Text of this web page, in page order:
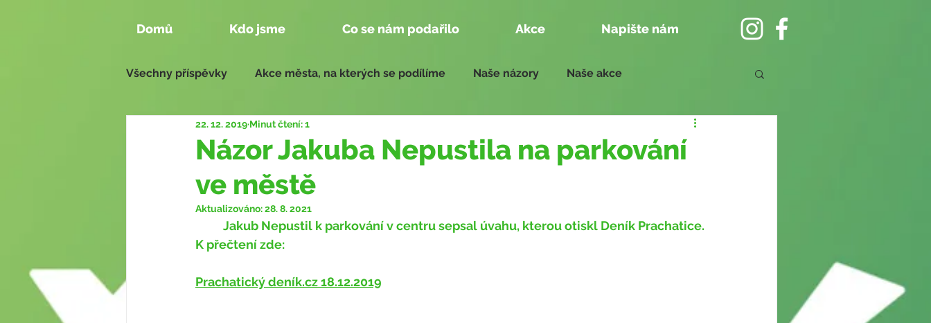
Domů Kdo jsme Co se nám podařilo Akce Napište nám
Všechny příspěvky Akce města, na kterých se podílíme Naše názory Naše akce
Aktivity našich členů Zasedání zastupitelstva
Naše návrhy 2018 - 2022
Názor Jakuba Nepustila na parkování
ve městě
22. 12. 2019 Minut čtení: 1
Aktualizováno:28. 8. 2021
K přečtení zde:
Prachatický deník.cz 18.12.2019